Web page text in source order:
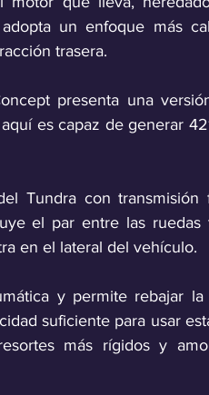
un enfoque más
trasera.
presenta una
es capaz de generar
Tundra con transmisión
el par entre las ruedas
en el lateral del vehículo.
y permite rebajar
suficiente para usar
más rígidos y